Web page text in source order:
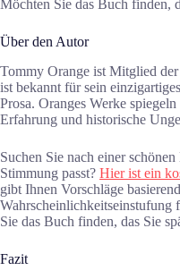
Möchten Sie das Buch finden,
Über den Autor
Tommy Orange ist Mitglied
ist bekannt für sein
Prosa. Oranges Werke
Erfahrung und historische
Suchen Sie nach einer
Stimmung passt? Hier ist ein
gibt Ihnen Vorschläge
Wahrscheinlichkeitseinstufung
Sie das Buch finden, das Sie
Fazit